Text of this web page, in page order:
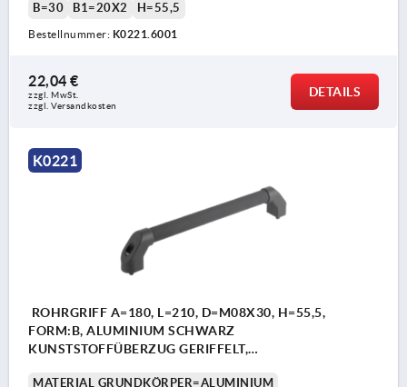
B=30
B1=20X2 H=55,5
Bestellnummer: K0221.6001
22,04 €
zzgl. MwSt.
zzgl. Versandkosten
DETAILS
K0221
ROHRGRIFF A=180, L=210, D=M08X30, H=55,5,
FORM:B, ALUMINIUM SCHWARZ
KUNSTSTOFFÜBERZUG GERIFFELT,
MATERIAL GRUNDKÖRPER=ALUMINIUM